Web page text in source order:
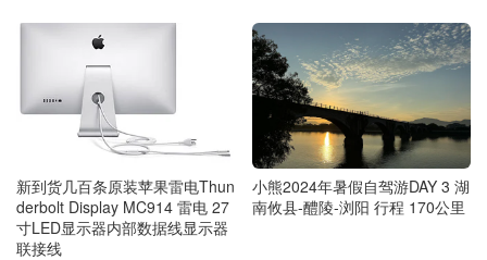
新到货几百条原装苹果雷电Thun
derbolt Display MC914 雷电 27
寸LED显示器内部数据线显示器
联接线
小熊2024年暑假自驾游DAY 3 湖
南攸县-醴陵-浏阳 行程 170公里